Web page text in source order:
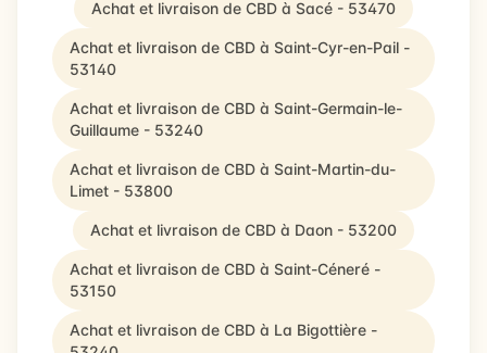
Achat et livraison de CBD à Sacé - 53470
Achat et livraison de CBD à Saint-Cyr-en-Pail -
53140
Achat et livraison de CBD à Saint-Germain-le-
Guillaume - 53240
Achat et livraison de CBD à Saint-Martin-du-
Limet - 53800
Achat et livraison de CBD à Daon - 53200
Achat et livraison de CBD à Saint-Céneré -
53150
Achat et livraison de CBD à La Bigottière -